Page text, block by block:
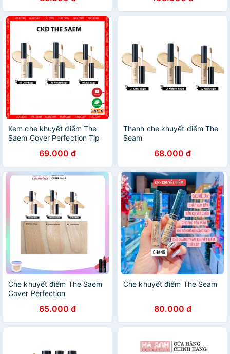
Kem che khuyết điểm The
Saem Cover Perfection Tip
69.000 đ
Thanh che khuyết điểm The
Seam
68.000 đ
Che khuyết điểm The Saem
Cover Perfection
65.000 đ
Che khuyết điểm The Seam
80.000 đ